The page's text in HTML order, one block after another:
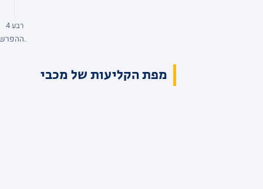
רבע 4
ההפרש מנקודת המבט של מכבי, סל אחרי סל. כחול: מכבי מובילה. השיא: +18, הפיגור העמוק: -3. הנתונים המלאים בטבלת הרבעים למעלה.
מפת הקליעות של מכבי